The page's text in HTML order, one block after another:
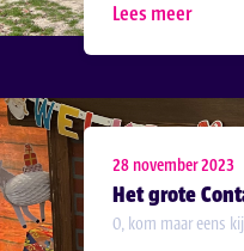
Lees meer
28 november 2023
Het grote
O, kom maar eens